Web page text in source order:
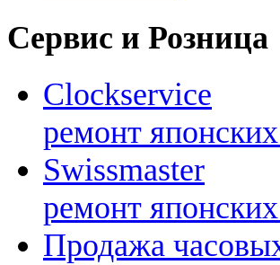
Сервис и Розница
Clockservice
ремонт
Swissmaster
ремонт
Продажа